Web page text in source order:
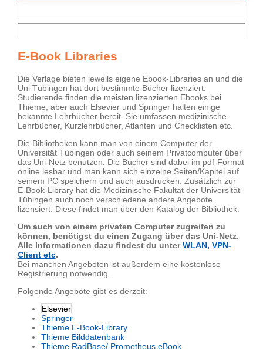
E-Book Libraries
Die Verlage bieten jeweils eigene Ebook-Libraries an und die
Uni Tübingen hat dort bestimmte Bücher lizenziert.
Studierende finden die meisten lizenzierten Ebooks bei
Thieme, aber auch Elsevier und Springer halten einige
bekannte Lehrbücher bereit. Sie umfassen medizinische
Lehrbücher, Kurzlehrbücher, Atlanten und Checklisten etc.
Die Bibliotheken kann man von einem Computer der
Universität Tübingen oder auch seinem Privatcomputer über
das Uni-Netz benutzen. Die Bücher sind dabei im pdf-Format
online lesbar und man kann sich einzelne Seiten/Kapitel auf
seinem PC speichern und auch ausdrucken. Zusätzlich zur
E-Book-Library hat die Medizinische Fakultät der Universität
Tübingen auch noch verschiedene andere Angebote
lizensiert. Diese findet man über den Katalog der Bibliothek.
Um auch von einem privaten Computer zugreifen zu
können, benötigst du einen Zugang über das Uni-Netz.
Alle Informationen dazu findest du unterWLAN, VPN-
Client etc.
Bei manchen Angeboten ist außerdem eine kostenlose
Registrierung notwendig.
Folgende Angebote gibt es derzeit:
Elsevier
Springer
Thieme E-Book-Library
Thieme Bilddatenbank
Thieme RadBase/ Prometheus eBook